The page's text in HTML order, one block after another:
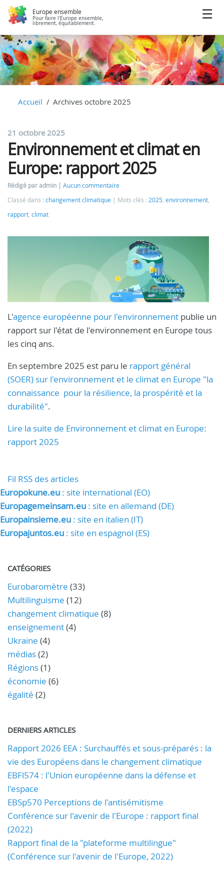
Europe ensemble
Pour faire l'Europe ensemble,
librement, équitablement.
Accueil Archives octobre 2025
21 octobre 2025
Environnement et climat en
Europe: rapport 2025
Rédigé par admin
Aucun commentaire
Classé dans : changement climatique Mots clés : 2025 environnement
rapport climat
L'agence européenne pour l'environnement publie un
rapport sur l'état de l'environnement en Europe tous
les cinq ans.
En septembre 2025 est paru le rapport général
(SOER) sur l'environnement et le climat en Europe "la
connaissance pour la résilience, la prospérité et la
durabilité".
Lire la suite de Environnement et climat en Europe:
rapport 2025
Fil RSS des articles
Europokune.eu : site international (EO)
Europagemeinsam.eu : site en allemand (DE)
Europainsieme.eu : site en italien (IT)
Europajuntos.eu : site en espagnol (ES)
CATÉGORIES
Eurobaromètre (33)
Multilinguisme (12)
changement climatique (8)
enseignement(4)
Ukraine (4)
médias(2)
Régions(1)
économie (6)
égalité (2)
DERNIERS ARTICLES
Rapport 2026 EEA : Surchauffés et sous-préparés : la
vie des Européens dans le changement climatique
EBFl574 : l'Union européenne dans la défense et
l'espace
EBSp570 Perceptions de l'antisémitisme
Conférence sur l'avenir de l'Europe : rapport final
(2022)
Rapport final de la "plateforme multilingue"
(Conférence sur l'avenir de l'Europe, 2022)